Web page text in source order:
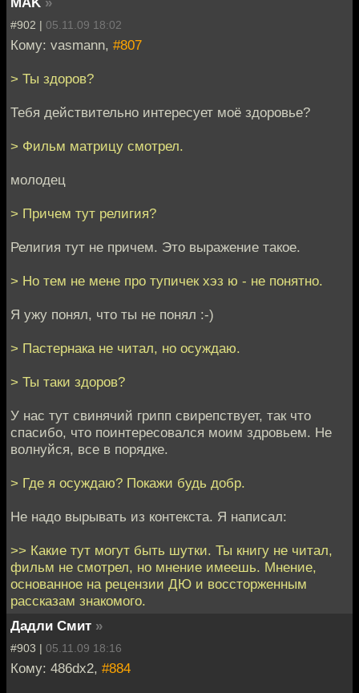
#902 | 05.11.09 18:02
Кому: vasmann, #807
> Ты здоров?
Тебя действительно интересует моё здоровье?
> Фильм матрицу смотрел.
молодец
> Причем тут религия?
Религия тут не причем. Это выражение такое.
> Но тем не мене про тупичек хэз ю - не понятно.
Я ужу понял, что ты не понял :-)
> Пастернака не читал, но осуждаю.
> Ты таки здоров?
У нас тут свинячий грипп свирепствует, так что
спасибо, что поинтересовался моим здровьем. Не
волнуйся, все в порядке.
> Где я осуждаю? Покажи будь добр.
Не надо вырывать из контекста. Я написал:
>> Какие тут могут быть шутки. Ты книгу не читал,
фильм не смотрел, но мнение имеешь. Мнение,
основанное на рецензии ДЮ и воссторженным
рассказам знакомого.
Дадли Смит »
#903 | 05.11.09 18:16
Кому: 486dx2, #884